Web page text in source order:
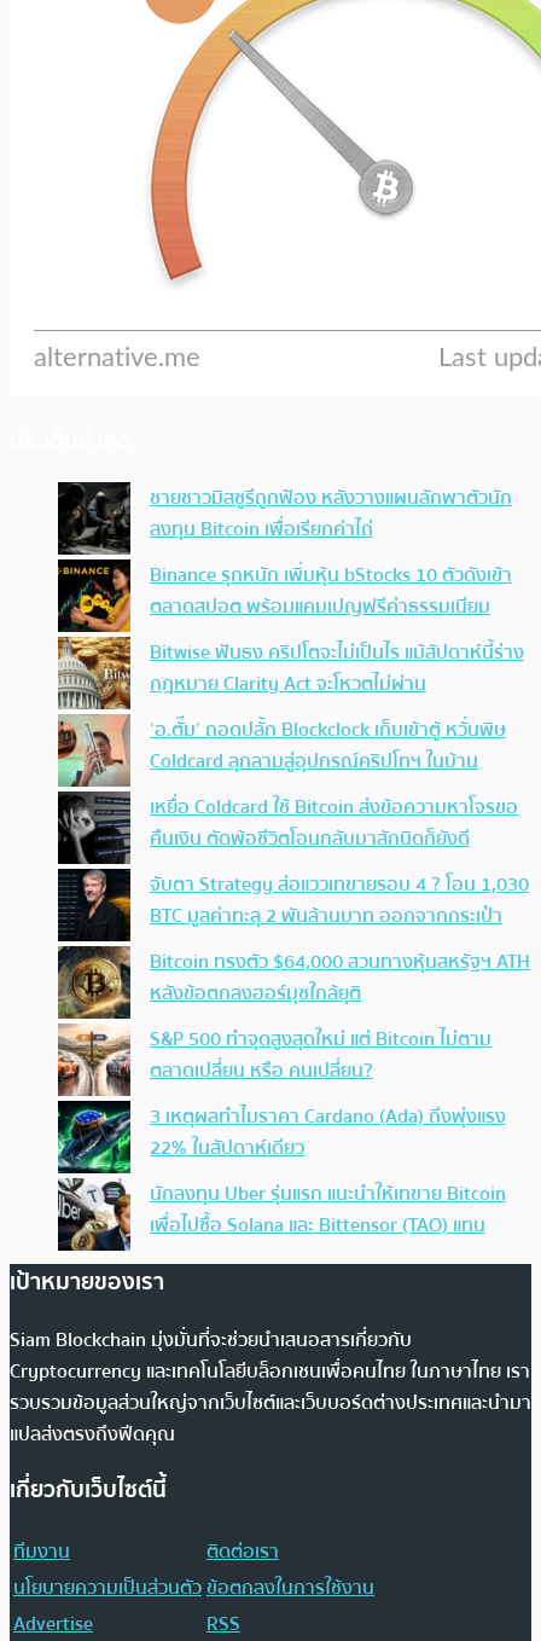
ชายชาวมิสซูรีถูกฟ้อง หลังวางแผนลักพาตัวนัก
ลงทุน Bitcoin เพื่อเรียกค่าไถ่
Binance รุกหนัก เพิ่มหุ้น bStocks 10 ตัวดังเข้า
ตลาดสปอต พร้อมแคมเปญฟรีค่าธรรมเนียม
Bitwise ฟันธง คริปโตจะไม่เป็นไร แม้สัปดาห์นี้ร่าง
กฎหมาย Clarity Act จะโหวตไม่ผ่าน
‘อ.ตั๊ม’ ถอดปลั้ก Blockclock เก็บเข้าตู้ หวั่นพิษ
Coldcard ลุกลามสู่อุปกรณ์คริปโทฯ ในบ้าน
เหยื่อ Coldcard ใช้ Bitcoin ส่งข้อความหาโจรขอ
คืนเงิน ตัดพ้อชีวิตโอนกลับมาสักนิดก็ยังดี
จับตา Strategy ส่อแววเทขายรอบ 4 ? โอน 1,030
BTC มูลค่าทะลุ 2 พันล้านบาท ออกจากกระเป๋า
Bitcoin ทรงตัว $64,000 สวนทางหุ้นสหรัฐฯ ATH
หลังข้อตกลงฮอร์มุซใกล้ยุติ
S&P 500 ทำจุดสูงสุดใหม่ แต่ Bitcoin ไม่ตาม
ตลาดเปลี่ยน หรือ คนเปลี่ยน?
3 เหตุผลทำไมราคา Cardano (Ada) ถึงพุ่งแรง
22% ในสัปดาห์เดียว
นักลงทุน Uber รุ่นแรก แนะนำให้เทขาย Bitcoin
เพื่อไปซื้อ Solana และ Bittensor (TAO) แทน
เป้าหมายของเรา
Siam Blockchain มุ่งมั่นที่จะช่วยนำเสนอสารเกี่ยวกับ
Cryptocurrency และเทคโนโลยีบล็อกเชนเพื่อคนไทย ในภาษาไทย เรา
รวบรวมข้อมูลส่วนใหญ่จากเว็บไซต์และเว็บบอร์ดต่างประเทศและนำมา
แปลส่งตรงถึงฟีดคุณ
เกี่ยวกับเว็บไซต์นี้
ทีมงาน
ติดต่อเรา
นโยบายความเป็นส่วนตัวข้อตกลงในการใช้งาน
Advertise
RSS